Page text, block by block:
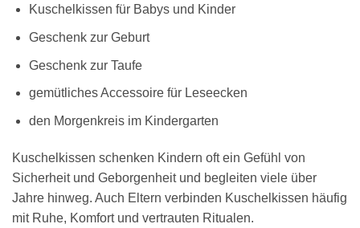
Kuschelkissen für Babys und Kinder
Geschenk zur Geburt
Geschenk zur Taufe
gemütliches Accessoire für Leseecken
den Morgenkreis im Kindergarten
Kuschelkissen schenken Kindern oft ein Gefühl von
Sicherheit und Geborgenheit und begleiten viele über
Jahre hinweg. Auch Eltern verbinden Kuschelkissen häufig
mit Ruhe, Komfort und vertrauten Ritualen.